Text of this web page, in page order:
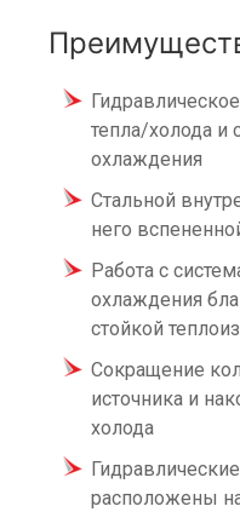
тепла/холода и
охлаждения
Стальной
него
Работа с
охлаждения
стойкой
Сокращение
источника и
холода
расположены